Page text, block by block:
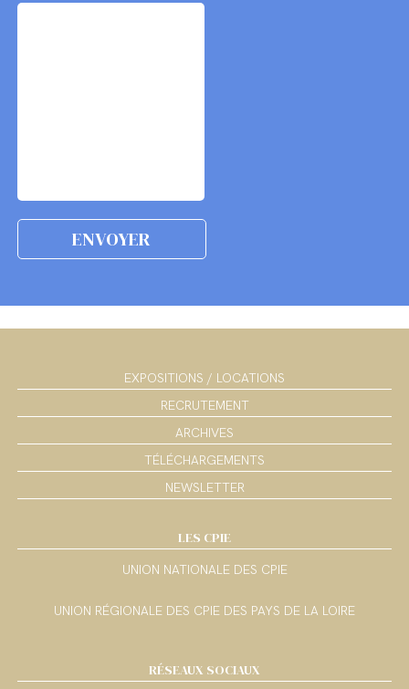
EXPOSITIONS / LOCATIONS
RECRUTEMENT
ARCHIVES
TÉLÉCHARGEMENTS
NEWSLETTER
LES CPIE
UNION NATIONALE DES CPIE
UNION RÉGIONALE DES CPIE DES PAYS DE LA LOIRE
RÉSEAUX SOCIAUX